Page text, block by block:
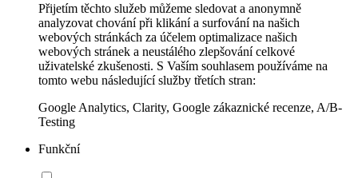
Přijetím těchto služeb můžeme sledovat a anonymně
analyzovat chování při klikání a surfování na našich
webových stránkách za účelem optimalizace našich
webových stránek a neustálého zlepšování celkové
uživatelské zkušenosti. S Vaším souhlasem používáme na
tomto webu následující služby třetích stran:
Google Analytics, Clarity, Google zákaznické recenze, A/B-
Testing
Funkční